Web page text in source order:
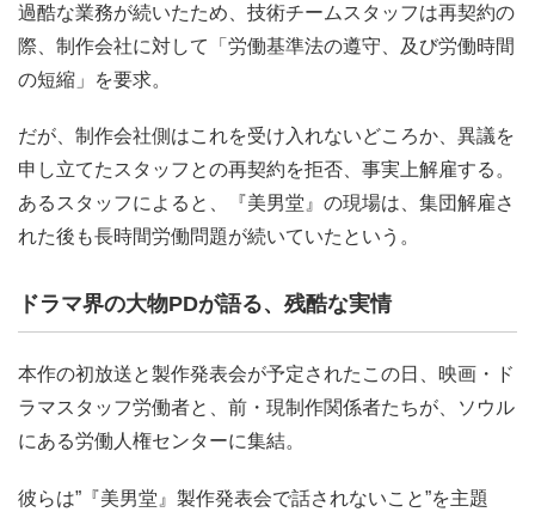
過酷な業務が続いたため、技術チームスタッフは再契約の
際、制作会社に対して「労働基準法の遵守、及び労働時間
の短縮」を要求。
だが、制作会社側はこれを受け入れないどころか、異議を
申し立てたスタッフとの再契約を拒否、事実上解雇する。
あるスタッフによると、『美男堂』の現場は、集団解雇さ
れた後も長時間労働問題が続いていたという。
ドラマ界の大物PDが語る、残酷な実情
本作の初放送と製作発表会が予定されたこの日、映画・ド
ラマスタッフ労働者と、前・現制作関係者たちが、ソウル
にある労働人権センターに集結。
彼らは”『美男堂』製作発表会で話されないこと”を主題